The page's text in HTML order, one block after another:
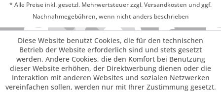
* Alle Preise inkl. gesetzl. Mehrwertsteuer zzgl. Versandkosten und ggf.
Nachnahmegebühren, wenn nicht anders beschrieben
Diese Website benutzt Cookies, die für den technischen
Betrieb der Website erforderlich sind und stets gesetzt
werden. Andere Cookies, die den Komfort bei Benutzung
dieser Website erhöhen, der Direktwerbung dienen oder die
Interaktion mit anderen Websites und sozialen Netzwerken
vereinfachen sollen, werden nur mit Ihrer Zustimmung gesetzt.